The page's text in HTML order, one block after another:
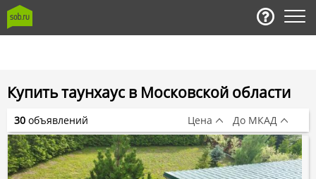
Купить таунхаус в Московской области
30 объявлений Цена До МКАД